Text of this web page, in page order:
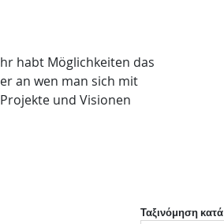
habt Möglichkeiten das
an wen man sich mit
und Visionen
Ταξινόμηση κατά